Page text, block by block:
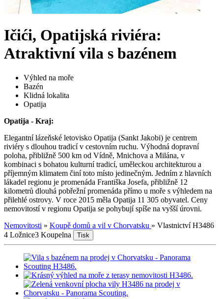
Ičići, Opatijská riviéra:
Atraktivní vila s bazénem
Výhled na moře
Bazén
Klidná lokalita
Opatija
Opatija - Kraj:
Elegantní lázeňské letovisko Opatija (Sankt Jakobi) je centrem
riviéry s dlouhou tradicí v cestovním ruchu. Výhodná dopravní
poloha, přibližně 500 km od Vídně, Mnichova a Milána, v
kombinaci s bohatou kulturní tradicí, uměleckou architekturou a
příjemným klimatem činí toto místo jedinečným. Jedním z hlavních
lákadel regionu je promenáda Františka Josefa, přibližně 12
kilometrů dlouhá pobřežní promenáda přímo u moře s výhledem na
přilehlé ostrovy. V roce 2015 měla Opatija 11 305 obyvatel. Ceny
nemovitostí v regionu Opatija se pohybují spíše na vyšší úrovni.
Nemovitosti » Koupě domů a vil v Chorvatsku » Vlastnictví H3486
4 Ložnice3 Koupelna Tisk